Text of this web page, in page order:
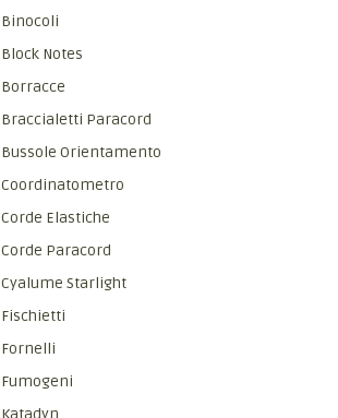
Binocoli
Block Notes
Borracce
Braccialetti Paracord
Bussole Orientamento
Coordinatometro
Corde Elastiche
Corde Paracord
Cyalume Starlight
Fischietti
Fornelli
Fumogeni
Katadyn